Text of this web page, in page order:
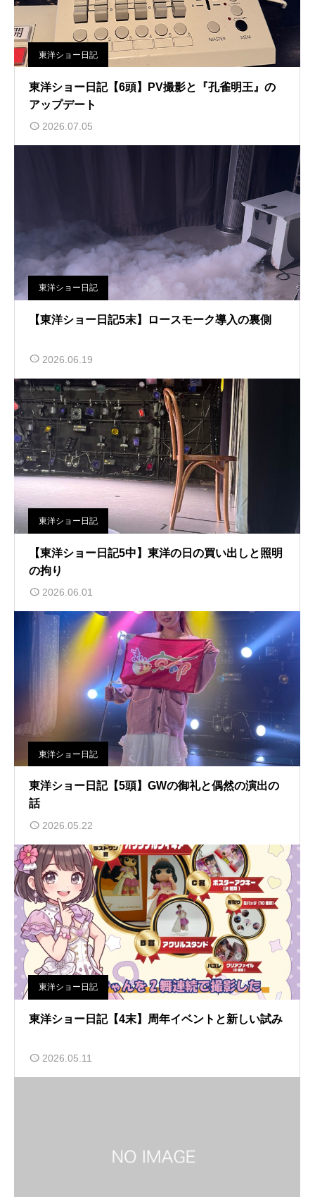
東洋ショー日記
東洋ショー日記【6頭】PV撮影と『孔雀明王』の
アップデート
2026.07.05
東洋ショー日記
【東洋ショー日記5末】ロースモーク導入の裏側
2026.06.19
東洋ショー日記
【東洋ショー日記5中】東洋の日の買い出しと照明
の拘り
2026.06.01
東洋ショー日記
東洋ショー日記【5頭】GWの御礼と偶然の演出の
話
2026.05.22
東洋ショー日記
東洋ショー日記【4末】周年イベントと新しい試み
2026.05.11